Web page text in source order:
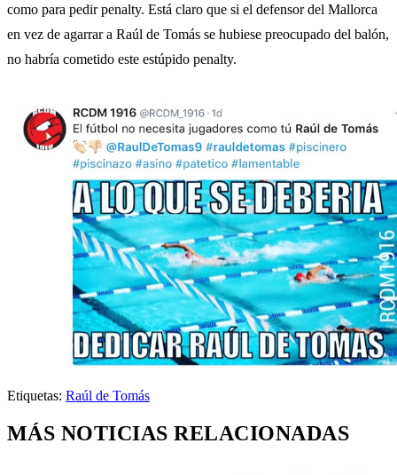
como para pedir penalty. Está claro que si el defensor del Mallorca
en vez de agarrar a Raúl de Tomás se hubiese preocupado del balón,
no habría cometido este estúpido penalty.
Etiquetas: Raúl de Tomás
MÁS NOTICIAS RELACIONADAS